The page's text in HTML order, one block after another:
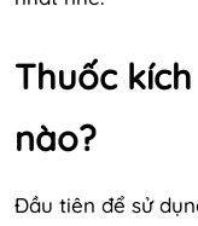
Thuốc
nào?
Đầu tiên để sử